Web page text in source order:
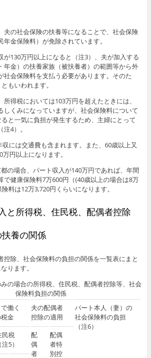
夫の社会保険の扶養等になることで、社会保険
金保険料）が免除されています。
が130万円以上になると（注3）、夫が加入する
年金）の扶養家族（被扶養者）の範囲等から外
社会保険料を支払う必要があります。そのた
もいわれます。
所得税においては103万円を超えたときには、
しくみになっていますが、社会保険料について
と一気に負担が発生するため、主婦にとって
4）。
収には交通費も含まれます。また、60歳以上又
円以上になります。
都の場合、パート収入が140万円であれば、年間
で健康保険料7万600円（(40歳以上の場合は8万
料は12万3,720円くらいになります。
所得税、住民税、配偶者控除
養の関係
控除、社会保険料の負担の関係を一覧表にまと
ります。
の場合の所得税、住民税、配偶者控除等、社会
保険料負担の関係
働く
金
夫の配偶者
控除の適用
パート本人（妻）の
社会保険料の負担
（注6）
民税
（注5）
配
偶
者
配偶
者特
別控